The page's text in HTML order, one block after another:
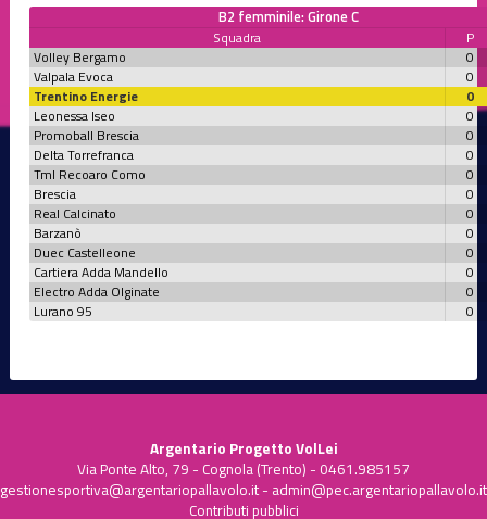
B2 femminile: Girone C
Squadra
P
Volley Bergamo
0
Valpala Evoca
0
Trentino Energie
0
Leonessa Iseo
0
Promoball Brescia
0
Delta Torrefranca
0
Tml Recoaro Como
0
Brescia
0
Real Calcinato
0
Barzanò
0
Duec Castelleone
0
Cartiera Adda Mandello
0
Electro Adda Olginate
0
Lurano 95
0
Argentario Progetto VolLei
Via Ponte Alto, 79 - Cognola (Trento) - 0461.985157
gestionesportiva@argentariopallavolo.it- admin@pec.argentariopallavolo.it
Contributi pubblici